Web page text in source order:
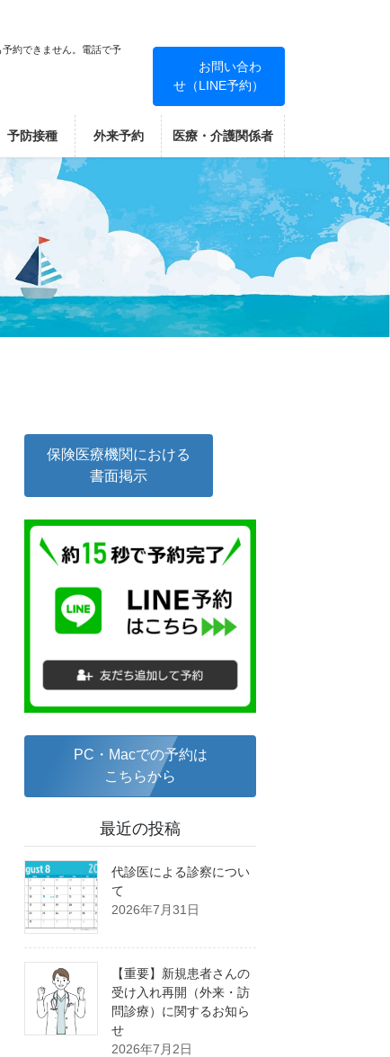
約できません。電話で予
お問い合わ
せ（LINE予約）
予防接種 外来予約 医療・介護関係者
保険医療機関における
書面掲示
PC・Macでの予約は
こちらから
最近の投稿
代診医による診察につい
て
2026年7月31日
【重要】新規患者さんの
受け入れ再開（外来・訪
問診療）に関するお知ら
せ
2026年7月2日